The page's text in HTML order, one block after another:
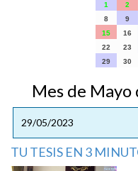
1
2
8
9
15
16
22
23
29
30
Mes de Mayo
29/05/2023
TU TESIS EN 3